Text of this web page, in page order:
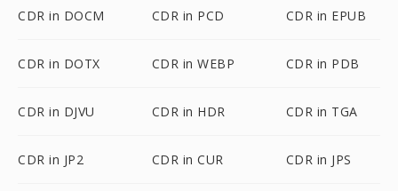
CDR in DOCM CDR in PCD CDR in EPUB
CDR in DOTX CDR in WEBP CDR in PDB
CDR in DJVU CDR in HDR CDR in TGA
CDR in JP2 CDR in CUR CDR in JPS